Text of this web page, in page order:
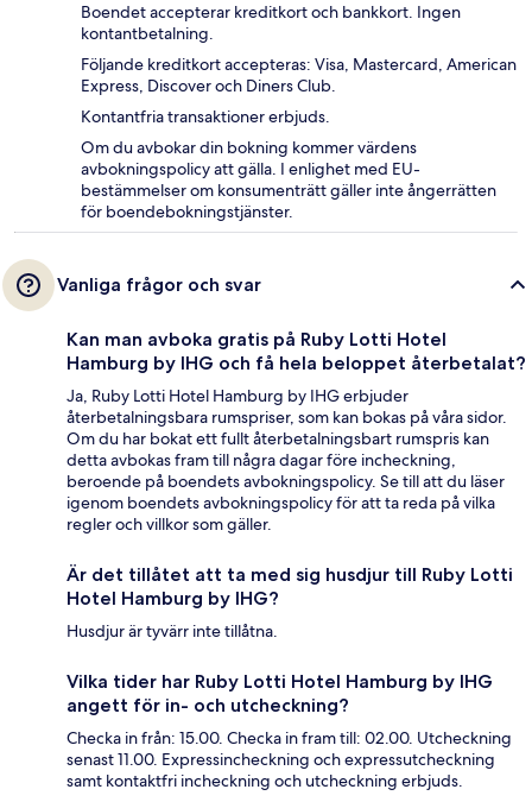
Boendet accepterar kreditkort och bankkort. Ingen
kontantbetalning.
Följande kreditkort accepteras: Visa, Mastercard, American
Express, Discover och Diners Club.
Kontantfria transaktioner erbjuds.
Om du avbokar din bokning kommer värdens
avbokningspolicy att gälla. I enlighet med EU-
bestämmelser om konsumenträtt gäller inte ångerrätten
för boendebokningstjänster.
Vanliga frågor och svar
Kan man avboka gratis på Ruby Lotti Hotel
Hamburg by IHG och få hela beloppet återbetalat?
Ja, Ruby Lotti Hotel Hamburg by IHG erbjuder
återbetalningsbara rumspriser, som kan bokas på våra sidor.
Om du har bokat ett fullt återbetalningsbart rumspris kan
detta avbokas fram till några dagar före incheckning,
beroende på boendets avbokningspolicy. Se till att du läser
igenom boendets avbokningspolicy för att ta reda på vilka
regler och villkor som gäller.
Är det tillåtet att ta med sig husdjur till Ruby Lotti
Hotel Hamburg by IHG?
Husdjur är tyvärr inte tillåtna.
Vilka tider har Ruby Lotti Hotel Hamburg by IHG
angett för in- och utcheckning?
Checka in från: 15.00. Checka in fram till: 02.00. Utcheckning
senast 11.00. Expressincheckning och expressutcheckning
samt kontaktfri incheckning och utcheckning erbjuds.